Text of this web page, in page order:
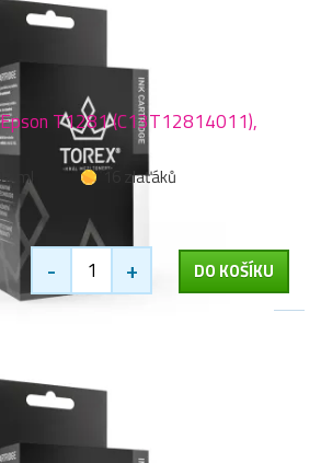
T1281 (C13T12814011),
ml
16 zlaťáků
- + DO KOŠÍKU